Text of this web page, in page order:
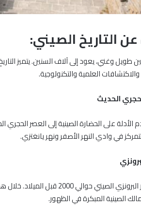
التاريخ الصيني:
طويل وغني، يعود إلى آلاف السنين. يتميز
العلمية والتكنولوجية.
الحديث
في وادي النهر الأصفر ونهر يانغتزي.
بدأ العصر البرونزي الصيني
الصينية المبكرة في الظهور.